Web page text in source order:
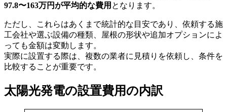
97.8〜163万円が平均的な費用 となります。
ただし、これらはあくまで統計的な目安であり、依頼する施
工会社や選ぶ設備の種類、屋根の形状や追加オプションによ
っても金額は変動します。
実際に設置する際は、複数の業者に見積りを依頼し、条件を
比較することが重要です。
太陽光発電の設置費用の内訳